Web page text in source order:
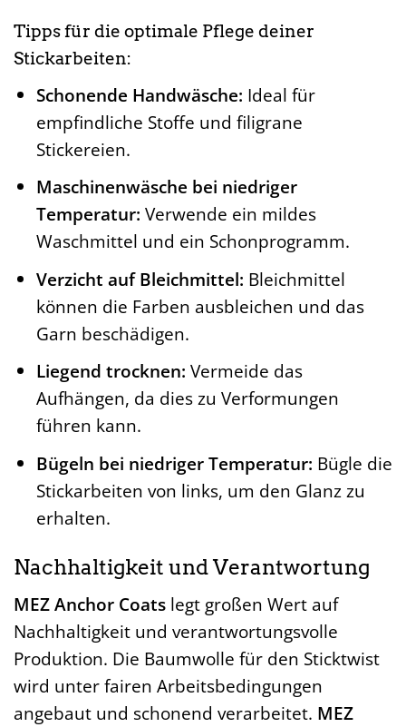
Tipps für die optimale Pflege deiner
Stickarbeiten:
Schonende Handwäsche: Ideal für
empfindliche Stoffe und filigrane
Stickereien.
Maschinenwäsche bei niedriger
Temperatur: Verwende ein mildes
Waschmittel und ein Schonprogramm.
Verzicht auf Bleichmittel: Bleichmittel
können die Farben ausbleichen und das
Garn beschädigen.
Liegend trocknen: Vermeide das
Aufhängen, da dies zu Verformungen
führen kann.
Bügeln bei niedriger Temperatur: Bügle die
Stickarbeiten von links, um den Glanz zu
erhalten.
Nachhaltigkeit und Verantwortung
MEZ Anchor Coats legt großen Wert auf
Nachhaltigkeit und verantwortungsvolle
Produktion. Die Baumwolle für den Sticktwist
wird unter fairen Arbeitsbedingungen
angebaut und schonend verarbeitet. MEZ